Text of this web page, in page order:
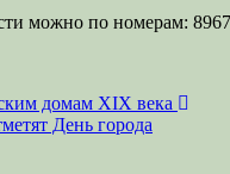
можно по номерам:
домам XIX века
День города